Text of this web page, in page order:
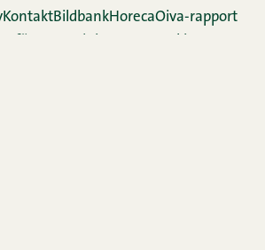
KontaktBildbankHorecaOiva-rapport